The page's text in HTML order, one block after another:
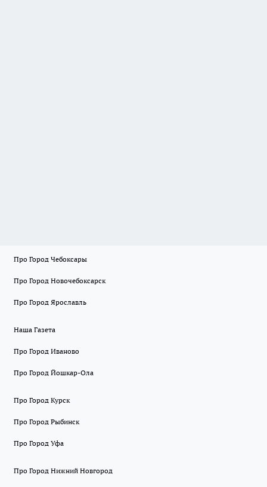
Про Город Чебоксары
Про Город Новочебоксарск
Про Город Ярославль
Наша Газета
Про Город Иваново
Про Город Йошкар-Ола
Про Город Курск
Про Город Рыбинск
Про Город Уфа
Про Город Нижний Новгород